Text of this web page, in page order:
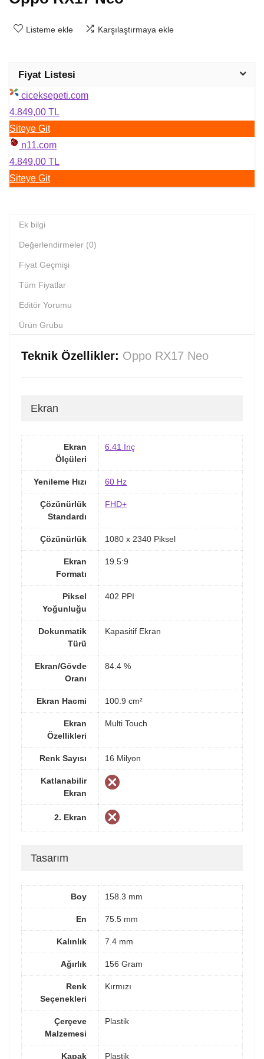
Listeme ekle Karşılaştırmaya ekle
Fiyat Listesi
ciceksepeti.com
4.849,00 TL
Siteye Git
n11.com
4.849,00 TL
Siteye Git
Ek bilgi
Değerlendirmeler (0)
Fiyat Geçmişi
Tüm Fiyatlar
Editör Yorumu
Ürün Grubu
Teknik Özellikler: Oppo RX17 Neo
Ekran
Ekran
Ölçüleri
6.41 İnç
Yenileme Hızı 60 Hz
Çözünürlük
Standardı
FHD+
Çözünürlük 1080 x 2340 Piksel
Ekran
Formatı
19.5:9
Piksel
Yoğunluğu
402 PPI
Dokunmatik
Türü
Kapasitif Ekran
Ekran/Gövde
Oranı
84.4 %
Ekran Hacmi 100.9 cm²
Ekran
Özellikleri
Multi Touch
Renk Sayısı 16 Milyon
Katlanabilir
Ekran
2. Ekran
Tasarım
Boy 158.3 mm
En 75.5 mm
Kalınlık 7.4 mm
Ağırlık 156 Gram
Renk
Seçenekleri
Kırmızı
Çerçeve
Malzemesi
Plastik
Kapak Plastik